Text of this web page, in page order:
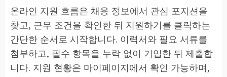
온라인 지원 흐름은 채용 정보에서 관심 포지션을
찾고, 근무 조건을 확인한 뒤 지원하기를 클릭하는
간단한 순서로 시작합니다. 이력서와 필요 서류를
첨부하고, 필수 항목을 누락 없이 기입한 뒤 제출합
니다. 지원 현황은 마이페이지에서 확인 가능하며,